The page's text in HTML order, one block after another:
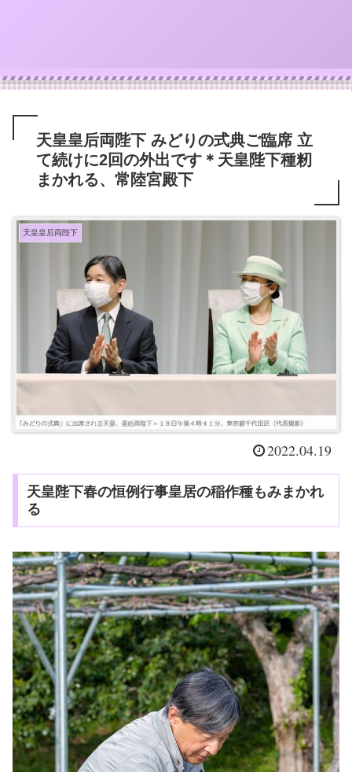
天皇皇后両陛下 みどりの式典ご臨席 立
て続けに2回の外出です＊天皇陛下種籾
まかれる、常陸宮殿下
天皇皇后両陛下
2022.04.19
天皇陛下春の恒例行事皇居の稲作種もみまかれ
る